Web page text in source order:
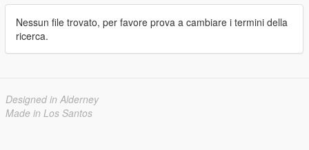
Nessun file trovato, per favore prova a cambiare i termini della
ricerca.
Designed in Alderney
Made in Los Santos